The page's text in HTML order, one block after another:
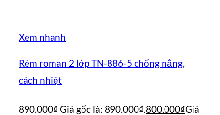
Xem nhanh
Rèm roman 2 lớp TN-886-5 chống nắng,
cách nhiệt
890.000₫Giá gốc là: 890.000₫.800.000₫Giá